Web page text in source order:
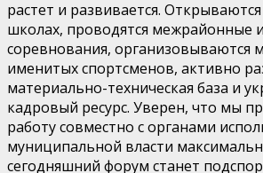
растет и развивается.
школах, проводятся межрайонные
соревнования, организовываются
именитых спортсменов, активно
материально-техническая база и
кадровый ресурс. Уверен, что мы
работу совместно с органами
муниципальной власти
сегодняшний форум станет